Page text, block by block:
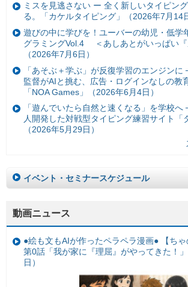
ミスを見逃さない ー 全く新しいタイピン
る。「カケルタイピング」（2026年7月14
遊びの中に学びを！ユーバーの幼児・低学
グラミングVol.4 ＜あしあとがいっぱい『
（2026年7月6日）
「あそぶ＋学ぶ」が反復学習のエンジン
監督がAIと挑む、広告・ログインなしの教
「NOA Games」（2026年6月4日）
「遊んでいたら自然と速くなる」を学校
人開発した対戦型タイピング練習サイト「
（2026年5月29日）
イベント・セミナースケジュール
動画ニュース
●絵も文もAIが作ったペラペラ漫画● 【ちゃ
第0話「我が家に『理屈』がやってきた！
日）